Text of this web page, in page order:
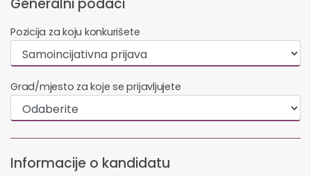
Pozicija za koju konkurišete
Grad/mjesto za koje se prijavljujete
Informacije o kandidatu